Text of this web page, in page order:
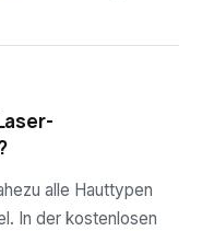
alle Hauttypen
In der kostenlosen